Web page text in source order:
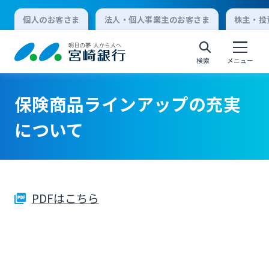
個人のお客さま 法人・個人事業主のお客さま 株主・
検索 メニュー
個人向けインターネットバンキング
ログオン
法人向けインターネットバンキング
保険商品ラインアップの充実
について
PDFはこちら